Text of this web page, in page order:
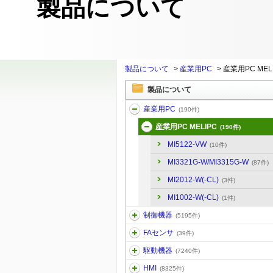
製品について
製品について > 産業用PC > 産業用PC
製品について
産業用PC (190件)
産業用PC MELIPC (190件)
MI5122-VW (10件)
MI3321G-W/MI3315G-W (87件)
MI2012-W(-CL) (3件)
MI1002-W(-CL) (1件)
制御機器 (5195件)
FAセンサ (39件)
駆動機器 (7240件)
HMI (8325件)